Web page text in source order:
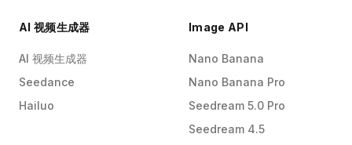
AI 视频生成器
AI 视频生成器
Seedance
Hailuo
Image API
Nano Banana
Nano Banana Pro
Seedream 5.0 Pro
Seedream 4.5